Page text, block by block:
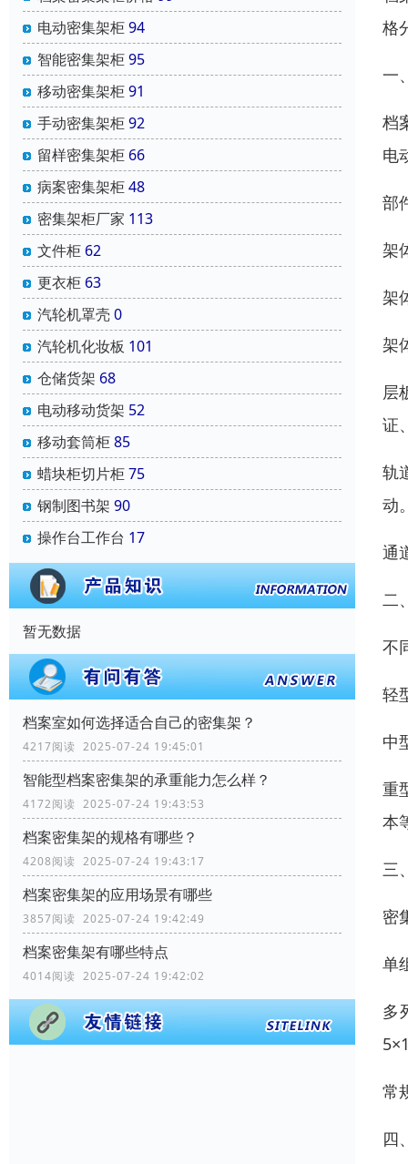
电动密集架柜94
智能密集架柜95
移动密集架柜91
手动密集架柜92
留样密集架柜 66
病案密集架柜48
密集架柜厂家 113
文件柜 62
更衣柜 63
汽轮机罩壳0
汽轮机化妆板 101
仓储货架 68
电动移动货架 52
移动套筒柜85
蜡块柜切片柜75
钢制图书架 90
操作台工作台 17
暂无数据
档案室如何选择适合自己的密集架？
4217阅读 2025-07-24 19:45:01
智能型档案密集架的承重能力怎么样？
4172阅读 2025-07-24 19:43:53
档案密集架的规格有哪些？
4208阅读 2025-07-24 19:43:17
档案密集架的应用场景有哪些
3857阅读 2025-07-24 19:42:49
档案密集架有哪些特点
4014阅读 2025-07-24 19:42:02
格
一
档
电
部
架
架
架
层
证
轨
动
通
二
不
轻
中
重
本
三
密
单
多
常
四